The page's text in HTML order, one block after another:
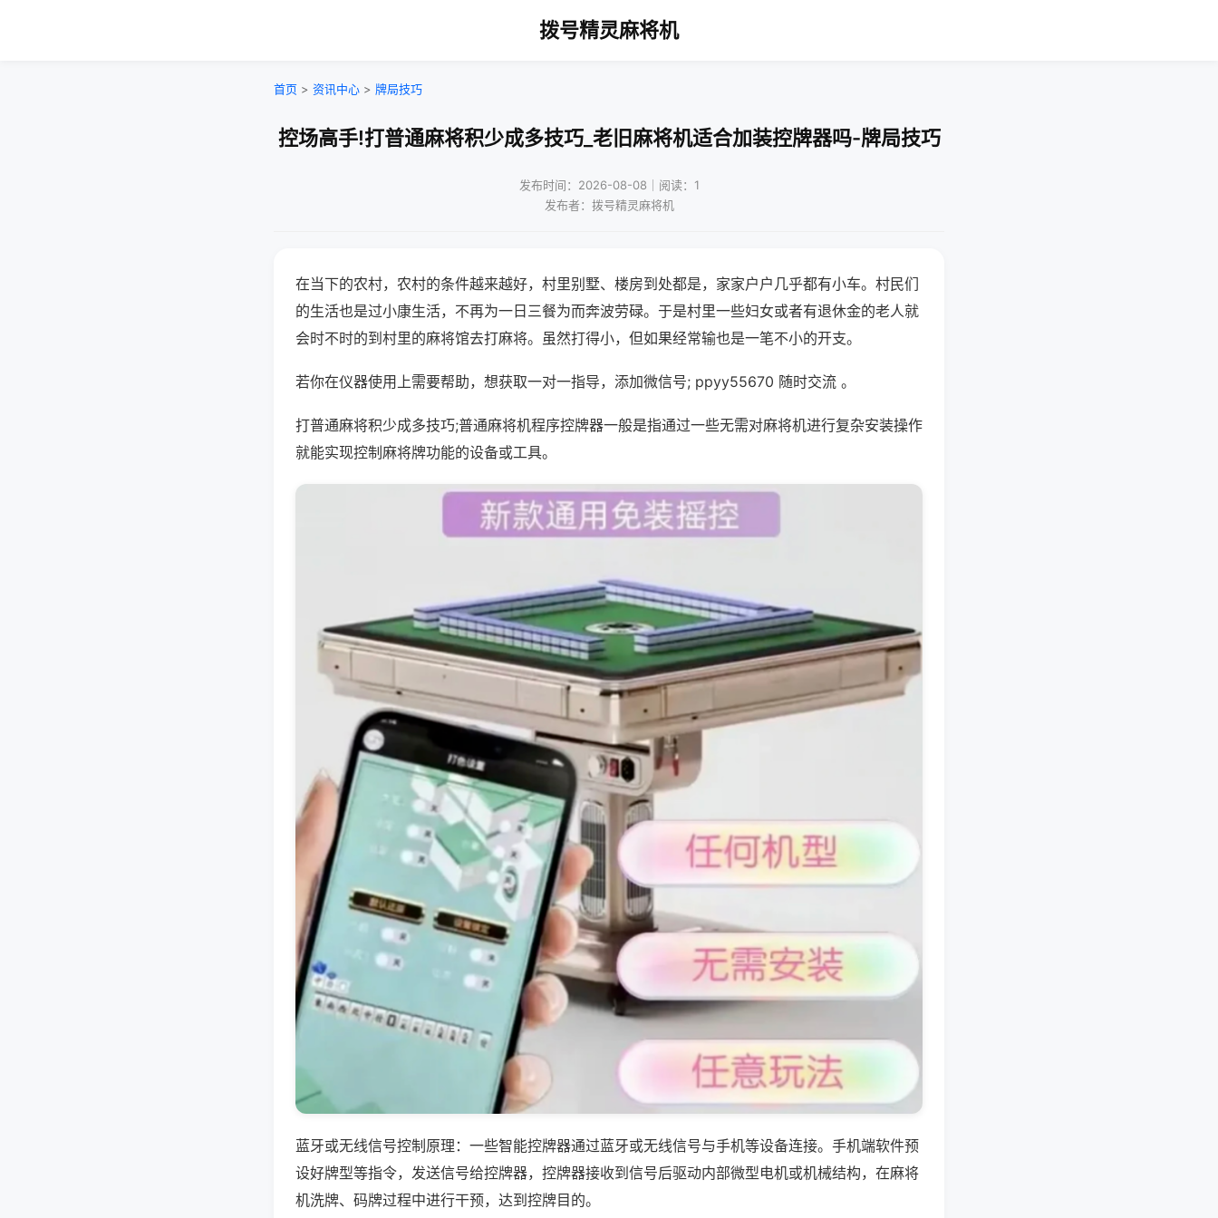
拨号精灵麻将机
首页 > 资讯中心 > 牌局技巧
控场高手!打普通麻将积少成多技巧_老旧麻将机适合加装控牌器吗-牌局技巧
发布时间：2026-08-08｜阅读：1
发布者：拨号精灵麻将机
在当下的农村，农村的条件越来越好，村里别墅、楼房到处都是，家家户户几乎都有小车。村民们
的生活也是过小康生活，不再为一日三餐为而奔波劳碌。于是村里一些妇女或者有退休金的老人就
会时不时的到村里的麻将馆去打麻将。虽然打得小，但如果经常输也是一笔不小的开支。
若你在仪器使用上需要帮助，想获取一对一指导，添加微信号; ppyy55670 随时交流 。
打普通麻将积少成多技巧;普通麻将机程序控牌器一般是指通过一些无需对麻将机进行复杂安装操作
就能实现控制麻将牌功能的设备或工具。
蓝牙或无线信号控制原理：一些智能控牌器通过蓝牙或无线信号与手机等设备连接。手机端软件预
设好牌型等指令，发送信号给控牌器，控牌器接收到信号后驱动内部微型电机或机械结构，在麻将
机洗牌、码牌过程中进行干预，达到控牌目的。